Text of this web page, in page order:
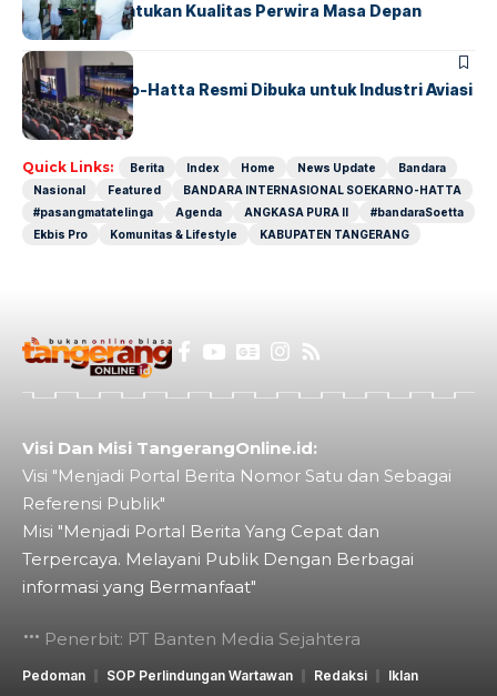
Strategis Tentukan Kualitas Perwira Masa Depan
BANDARA BERITA
IALC Soekarno-Hatta Resmi Dibuka untuk Industri Aviasi
Dunia
Quick Links: Berita Index Home News Update
Bandara
Nasional
Featured
BANDARA INTERNASIONAL SOEKARNO-HATTA
#pasangmatatelinga
Agenda ANGKASA PURA II
#bandaraSoetta
Ekbis Pro
Komunitas & Lifestyle KABUPATEN TANGERANG
Visi Dan Misi TangerangOnline.id:
Visi "Menjadi Portal Berita Nomor Satu dan Sebagai
Referensi Publik"
Misi "Menjadi Portal Berita Yang Cepat dan
Terpercaya. Melayani Publik Dengan Berbagai
informasi yang Bermanfaat"
Penerbit: PT Banten Media Sejahtera
Pedoman SOP Perlindungan Wartawan Redaksi Iklan